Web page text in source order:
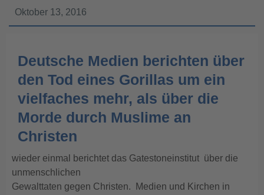
Oktober 13, 2016
Deutsche Medien berichten über
den Tod eines Gorillas um ein
vielfaches mehr, als über die
Morde durch Muslime an
Christen
wieder einmal berichtet das Gatestoneinstitut über die
unmenschlichen
Gewalttaten gegen Christen. Medien und Kirchen in